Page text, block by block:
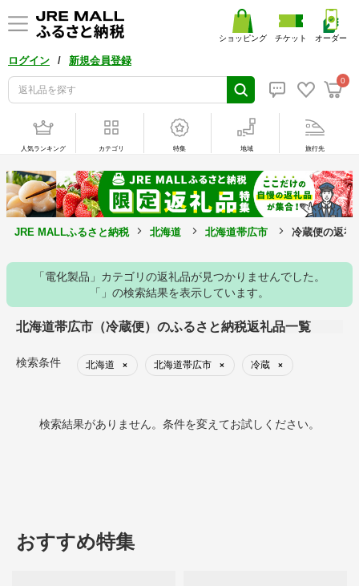
ログイン / 新規会員登録
0
ショッピング チケット オーダー
人気ランキング カテゴリ 特集 地域 旅行先
JRE MALLふるさと納税 北海道 北海道帯広市 冷蔵便の返礼
「電化製品」カテゴリの返礼品が見つかりませんでした。
「」の検索結果を表示しています。
北海道帯広市（冷蔵便）のふるさと納税返礼品一覧
検索条件 北海道 × 北海道帯広市 × 冷蔵 ×
検索結果がありません。条件を変えてお試しください。
おすすめ特集